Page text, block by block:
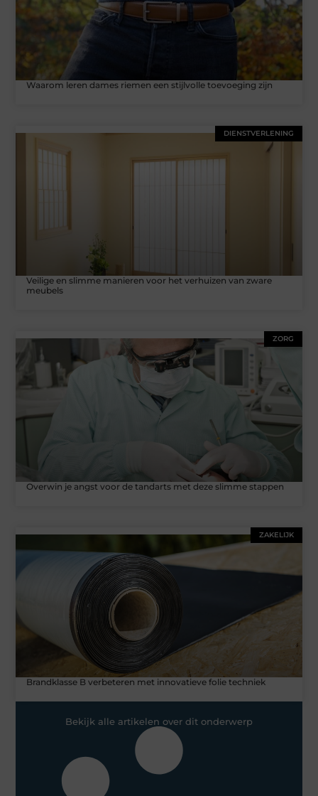
Waarom leren dames riemen een stijlvolle toevoeging zijn
DIENSTVERLENING
Veilige en slimme manieren voor het verhuizen van zware
meubels
ZORG
Overwin je angst voor de tandarts met deze slimme stappen
ZAKELIJK
Brandklasse B verbeteren met innovatieve folie techniek
Bekijk alle artikelen over dit onderwerp